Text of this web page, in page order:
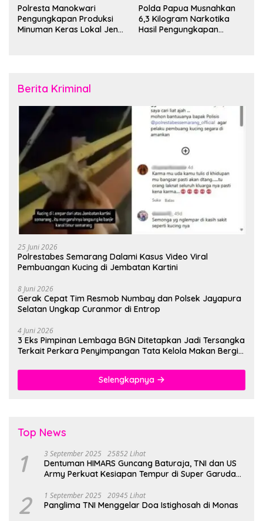
Polresta Manokwari
Pengungkapan Produksi
Minuman Keras Lokal Jenis
Polda Papua Musnahkan
6,3 Kilogram Narkotika
Hasil Pengungkapan
Berita Kriminal
25 Juni 2026
Polrestabes Semarang Dalami Kasus Video Viral
Pembuangan Kucing di Jembatan Kartini
8 Juni 2026
Gerak Cepat Tim Resmob Numbay dan Polsek Jayapura
Selatan Ungkap Curanmor di Entrop
4 Juni 2026
3 Eks Pimpinan Lembaga BGN Ditetapkan Jadi Tersangka
Terkait Perkara Penyimpangan Tata Kelola Makan Bergizi
Selengkapnya
Top News
1 3 September 2025 25852 Lihat
Dentuman HIMARS Guncang Baturaja, TNI dan US
Army Perkuat Kesiapan Tempur di Super Garuda
2 1 September 2025 20945 Lihat
Panglima TNI Menggelar Doa Istighosah di Monas